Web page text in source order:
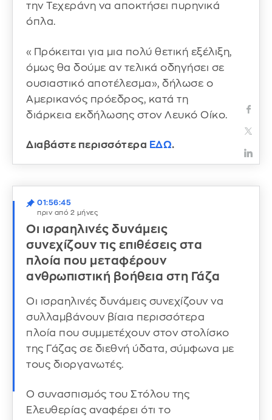
την Τεχεράνη να αποκτήσει πυρηνικά
όπλα.
«Πρόκειται για μια πολύ θετική εξέλιξη,
όμως θα δούμε αν τελικά οδηγήσει σε
ουσιαστικό αποτέλεσμα», δήλωσε ο
Αμερικανός πρόεδρος, κατά τη
διάρκεια εκδήλωσης στον Λευκό Οίκο.
Διαβάστε περισσότερα ΕΔΩ.
01:56:45
πριν από 2 μήνες
Οι ισραηλινές δυνάμεις
συνεχίζουν τις επιθέσεις στα
πλοία που μεταφέρουν
ανθρωπιστική βοήθεια στη Γάζα
Οι ισραηλινές δυνάμεις συνεχίζουν να
συλλαμβάνουν βίαια περισσότερα
πλοία που συμμετέχουν στον στολίσκο
της Γάζας σε διεθνή ύδατα, σύμφωνα με
τους διοργανωτές.
Ο συνασπισμός του Στόλου της
Ελευθερίας αναφέρει ότι το